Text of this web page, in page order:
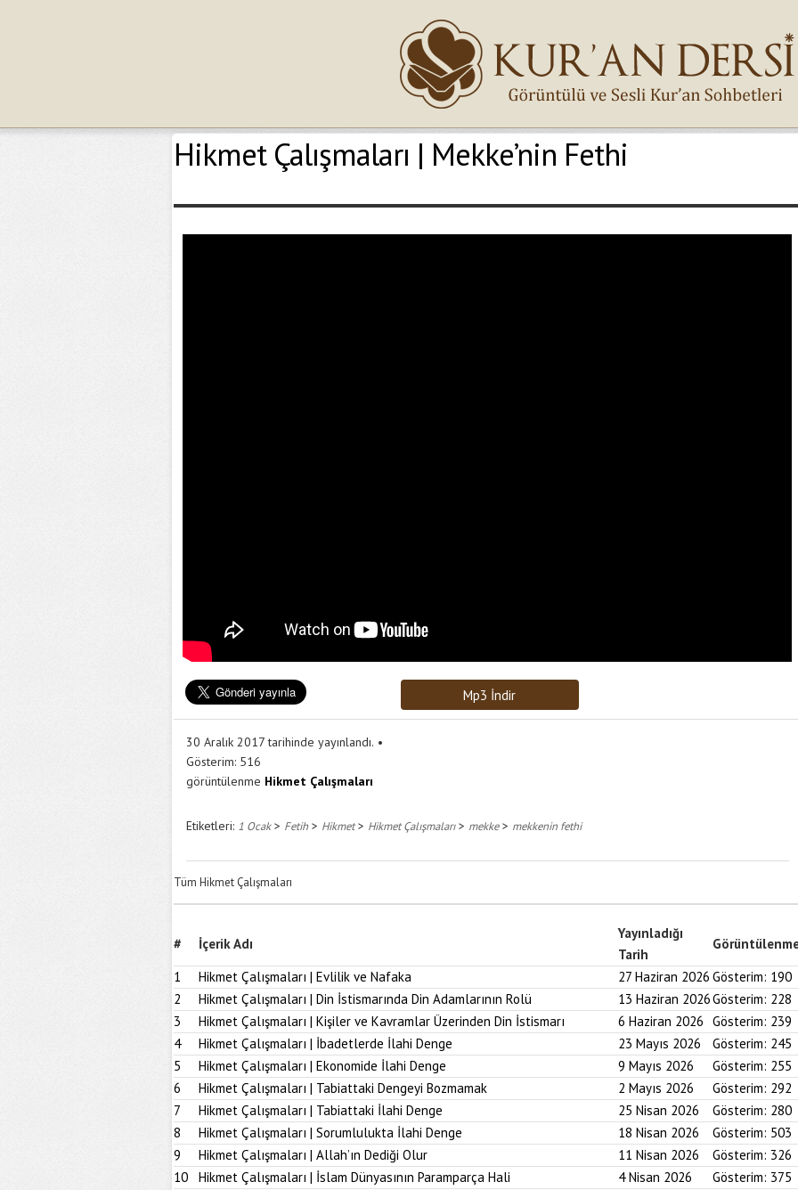
Hikmet Çalışmaları | Mekke’nin Fethi
Mp3 İndir
30 Aralık 2017 tarihinde yayınlandı.
Gösterim: 516
görüntülenme Hikmet Çalışmaları
Etiketleri: 1 Ocak> Fetih > Hikmet> Hikmet Çalışmaları> mekke> mekkenin fethi
Tüm Hikmet Çalışmaları
# İçerik Adı
Yayınladığı
Tarih
1
Hikmet Çalışmaları | Evlilik ve Nafaka 27 Haziran 2026 Gösterim: 190
2
Hikmet Çalışmaları | Din İstismarında Din Adamlarının Rolü 13 Haziran 2026Gösterim: 228
3
Hikmet Çalışmaları | Kişiler ve Kavramlar Üzerinden Din İstismarı 6 Haziran 2026 Gösterim: 239
4
Hikmet Çalışmaları | İbadetlerde İlahi Denge 23 Mayıs 2026 Gösterim: 245
5
Hikmet Çalışmaları | Ekonomide İlahi Denge 9 Mayıs 2026 Gösterim: 255
6
Hikmet Çalışmaları | Tabiattaki Dengeyi Bozmamak 2 Mayıs 2026 Gösterim: 292
7
Hikmet Çalışmaları | Tabiattaki İlahi Denge 25 Nisan 2026 Gösterim: 280
8
Hikmet Çalışmaları | Sorumlulukta İlahi Denge 18 Nisan 2026 Gösterim: 503
9
Hikmet Çalışmaları | Allah’ın Dediği Olur 11 Nisan 2026 Gösterim: 326
10
Hikmet Çalışmaları | İslam Dünyasının Paramparça Hali 4 Nisan 2026 Gösterim: 375